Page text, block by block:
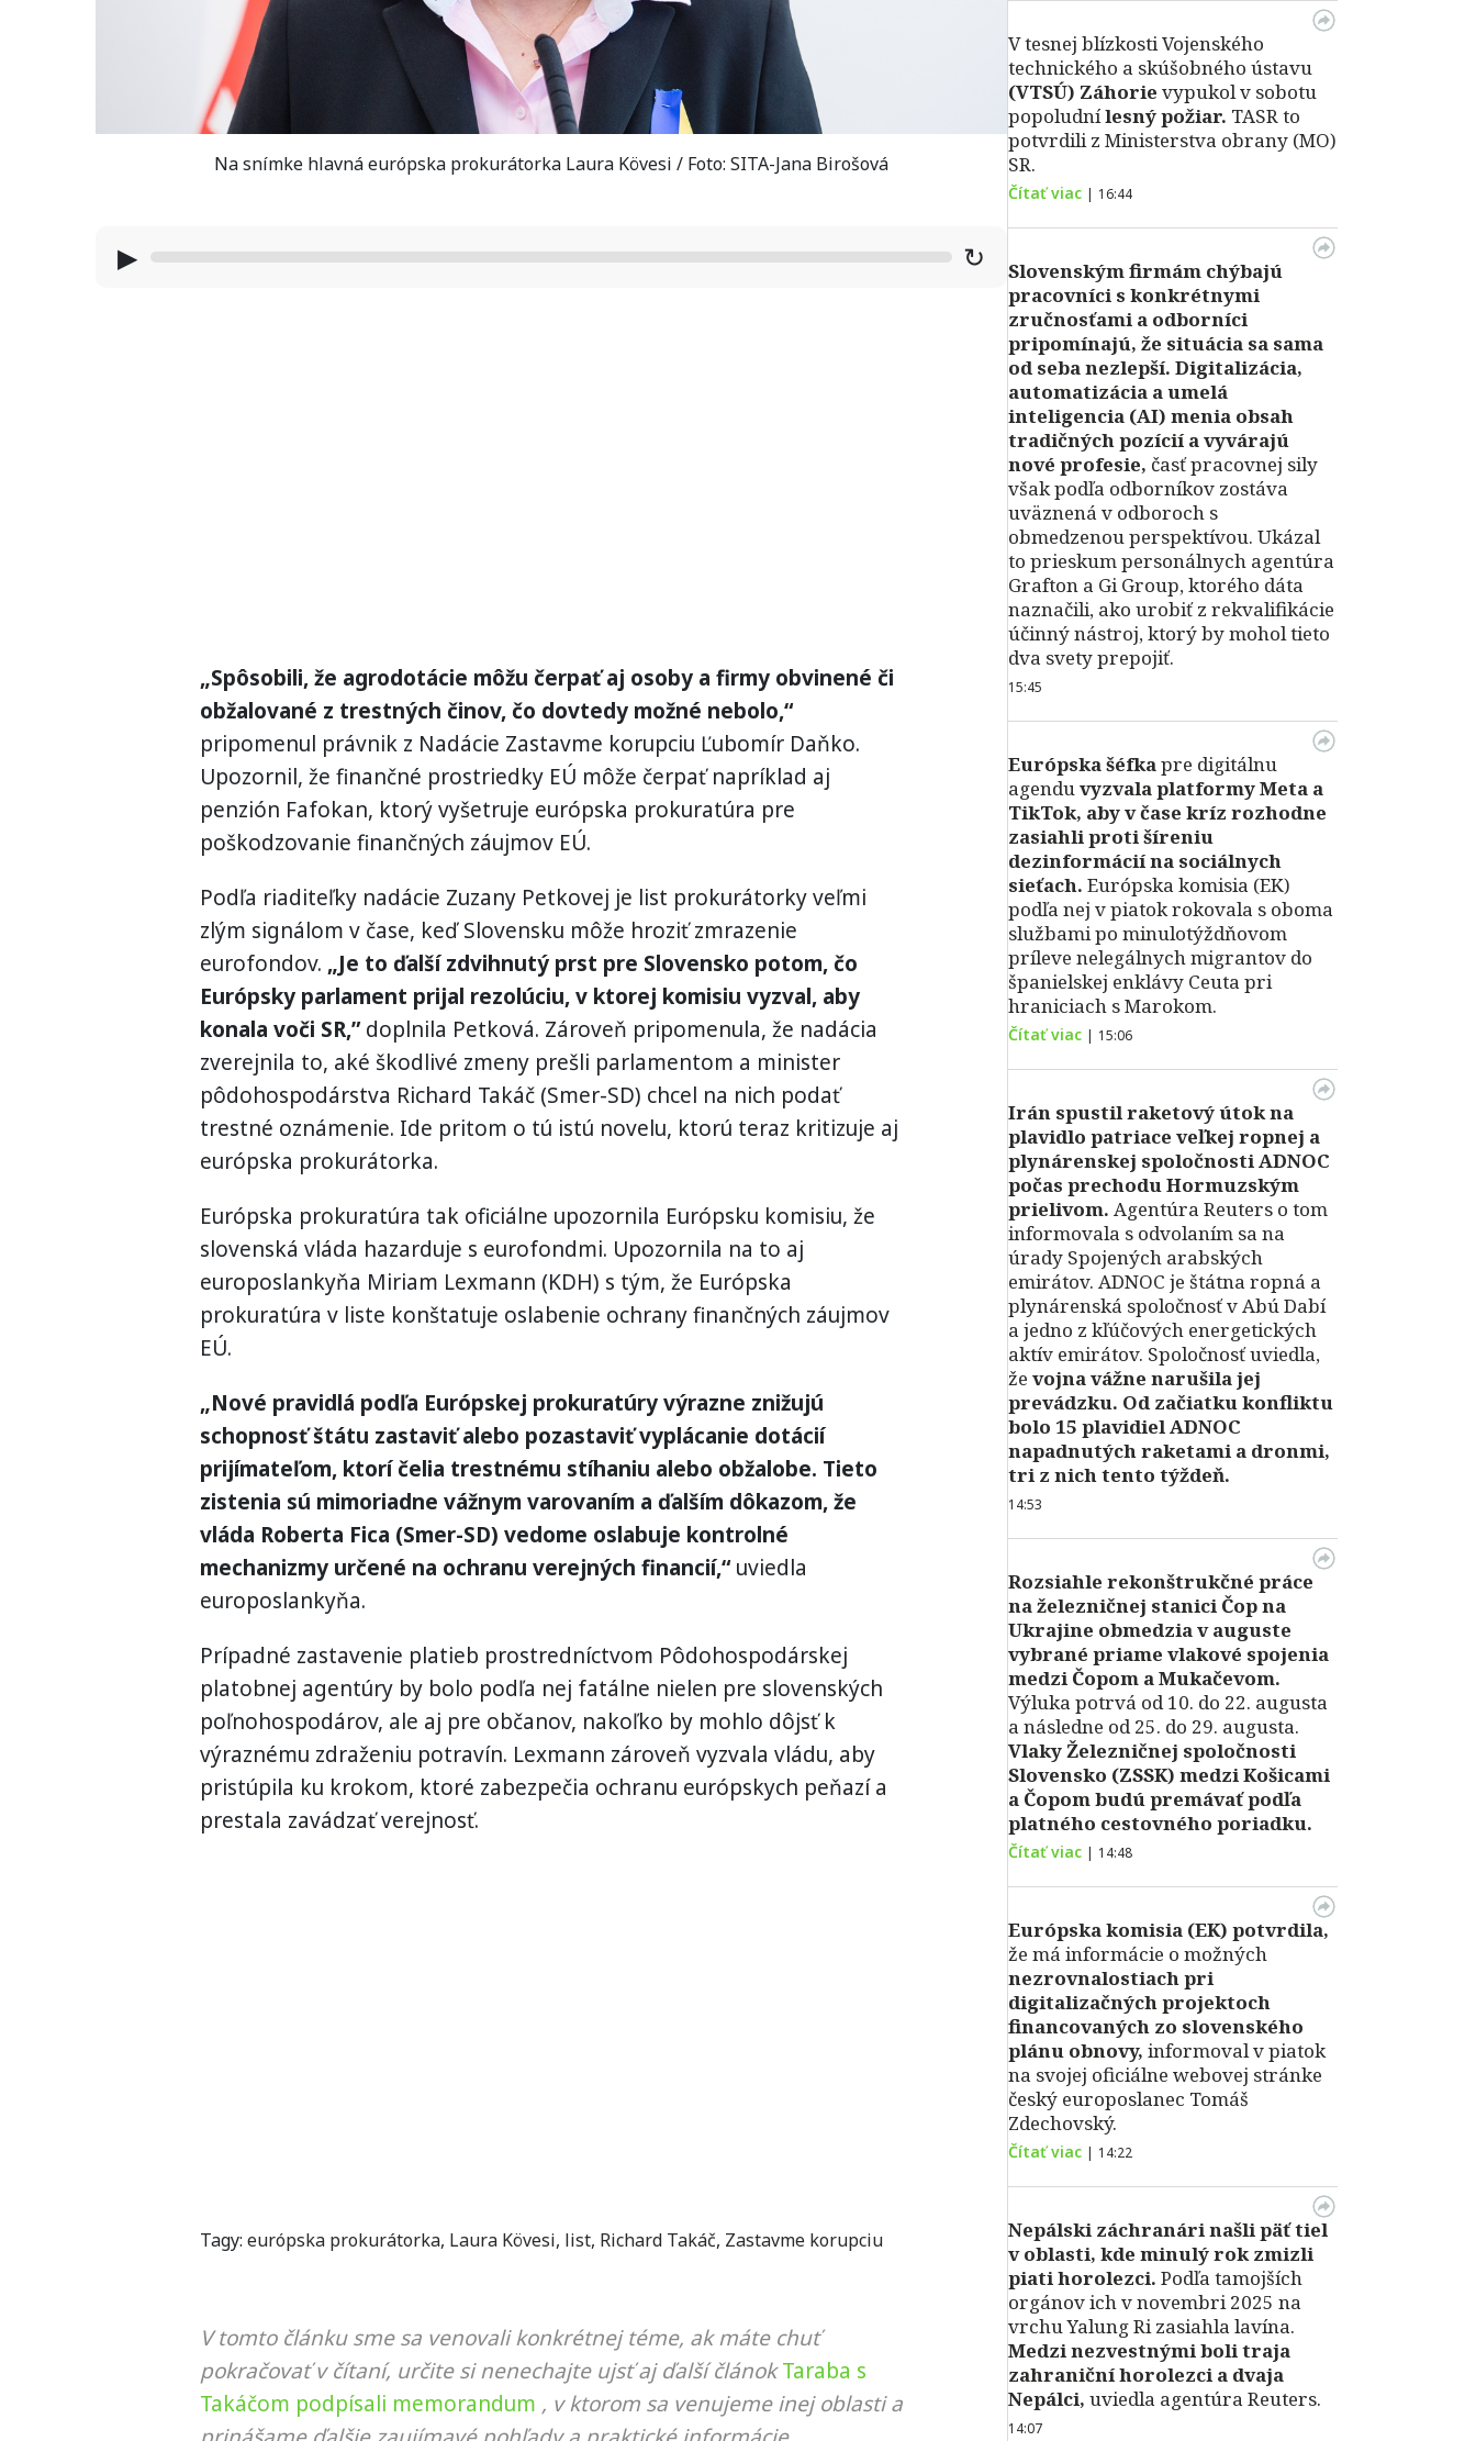
Na snímke hlavná európska prokurátorka Laura Kövesi / Foto: SITA-Jana Birošová
▶ ↻
„Spôsobili, že agrodotácie môžu čerpať aj osoby a firmy obvinené či
obžalované z trestných činov, čo dovtedy možné nebolo,“
pripomenul právnik z Nadácie Zastavme korupciu Ľubomír Daňko.
Upozornil, že finančné prostriedky EÚ môže čerpať napríklad aj
penzión Fafokan, ktorý vyšetruje európska prokuratúra pre
poškodzovanie finančných záujmov EÚ.
Podľa riaditeľky nadácie Zuzany Petkovej je list prokurátorky veľmi
zlým signálom v čase, keď Slovensku môže hroziť zmrazenie
eurofondov. „Je to ďalší zdvihnutý prst pre Slovensko potom, čo
Európsky parlament prijal rezolúciu, v ktorej komisiu vyzval, aby
konala voči SR,”doplnila Petková. Zároveň pripomenula, že nadácia
zverejnila to, aké škodlivé zmeny prešli parlamentom a minister
pôdohospodárstva Richard Takáč (Smer-SD) chcel na nich podať
trestné oznámenie. Ide pritom o tú istú novelu, ktorú teraz kritizuje aj
európska prokurátorka.
Európska prokuratúra tak oficiálne upozornila Európsku komisiu, že
slovenská vláda hazarduje s eurofondmi. Upozornila na to aj
europoslankyňa Miriam Lexmann (KDH) s tým, že Európska
prokuratúra v liste konštatuje oslabenie ochrany finančných záujmov
EÚ.
„Nové pravidlá podľa Európskej prokuratúry výrazne znižujú
schopnosť štátu zastaviť alebo pozastaviť vyplácanie dotácií
prijímateľom, ktorí čelia trestnému stíhaniu alebo obžalobe. Tieto
zistenia sú mimoriadne vážnym varovaním a ďalším dôkazom, že
vláda Roberta Fica (Smer-SD) vedome oslabuje kontrolné
mechanizmy určené na ochranu verejných financií,“uviedla
europoslankyňa.
Prípadné zastavenie platieb prostredníctvom Pôdohospodárskej
platobnej agentúry by bolo podľa nej fatálne nielen pre slovenských
poľnohospodárov, ale aj pre občanov, nakoľko by mohlo dôjsť k
výraznému zdraženiu potravín. Lexmann zároveň vyzvala vládu, aby
pristúpila ku krokom, ktoré zabezpečia ochranu európskych peňazí a
prestala zavádzať verejnosť.
Tagy: európska prokurátorka, Laura Kövesi, list, Richard Takáč, Zastavme korupciu
V tomto článku sme sa venovali konkrétnej téme, ak máte chuť
pokračovať v čítaní, určite si nenechajte ujsť aj ďalší článok Taraba s
Takáčom podpísali memorandum , v ktorom sa venujeme inej oblasti a
V tesnej blízkosti Vojenského
technického a skúšobného ústavu
(VTSÚ) Záhorie vypukol v sobotu
popoludnílesný požiar. TASR to
potvrdili z Ministerstva obrany (MO)
SR.
Čítať viac | 16:44
Slovenským firmám chýbajú
pracovníci s konkrétnymi
zručnosťami a odborníci
pripomínajú, že situácia sa sama
od seba nezlepší. Digitalizácia,
automatizácia a umelá
inteligencia (AI) menia obsah
tradičných pozícií a vyvárajú
nové profesie, časť pracovnej sily
však podľa odborníkov zostáva
uväznená v odboroch s
obmedzenou perspektívou. Ukázal
to prieskum personálnych agentúra
Grafton a Gi Group, ktorého dáta
naznačili, ako urobiť z rekvalifikácie
účinný nástroj, ktorý by mohol tieto
dva svety prepojiť.
15:45
Európska šéfkapre digitálnu
agenduvyzvala platformy Meta a
TikTok, aby v čase kríz rozhodne
zasiahli proti šíreniu
dezinformácií na sociálnych
sieťach. Európska komisia (EK)
podľa nej v piatok rokovala s oboma
službami po minulotýždňovom
príleve nelegálnych migrantov do
španielskej enklávy Ceuta pri
hraniciach s Marokom.
Čítať viac | 15:06
Irán spustil raketový útok na
plavidlo patriace veľkej ropnej a
plynárenskej spoločnosti ADNOC
počas prechodu Hormuzským
prielivom. Agentúra Reuters o tom
informovala s odvolaním sa na
úrady Spojených arabských
emirátov. ADNOC je štátna ropná a
plynárenská spoločnosť v Abú Dabí
a jedno z kľúčových energetických
aktív emirátov. Spoločnosť uviedla,
že vojna vážne narušila jej
prevádzku. Od začiatku konfliktu
bolo 15 plavidiel ADNOC
napadnutých raketami a dronmi,
tri z nich tento týždeň.
14:53
Rozsiahle rekonštrukčné práce
na železničnej stanici Čop na
Ukrajine obmedzia v auguste
vybrané priame vlakové spojenia
medzi Čopom a Mukačevom.
Výluka potrvá od 10. do 22. augusta
a následne od 25. do 29. augusta.
Vlaky Železničnej spoločnosti
Slovensko (ZSSK) medzi Košicami
a Čopom budú premávať podľa
platného cestovného poriadku.
Čítať viac | 14:48
Európska komisia (EK) potvrdila,
že má informácie o možných
nezrovnalostiach pri
digitalizačných projektoch
financovaných zo slovenského
plánu obnovy, informoval v piatok
na svojej oficiálne webovej stránke
český europoslanec Tomáš
Zdechovský.
Čítať viac | 14:22
Nepálski záchranári našli päť tiel
v oblasti, kde minulý rok zmizli
piati horolezci. Podľa tamojších
orgánov ich v novembri 2025 na
vrchu Yalung Ri zasiahla lavína.
Medzi nezvestnými boli traja
zahraniční horolezci a dvaja
Nepálci, uviedla agentúra Reuters.
14:07